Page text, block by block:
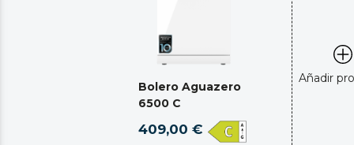
Bolero Aguazero
6500 C
409,00 €
Añadir